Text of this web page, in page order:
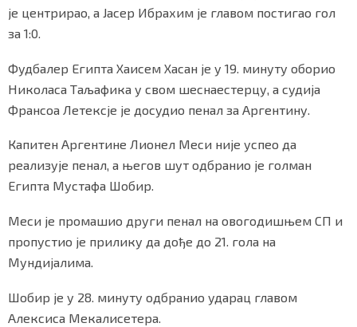
је центрирао, а Јасер Ибрахим је главом постигао гол
за 1:0.
Фудбалер Египта Хаисем Хасан је у 19. минуту оборио
Николаса Таљафика у свом шеснаестерцу, а судија
Франсоа Летексје је досудио пенал за Аргентину.
Капитен Аргентине Лионел Меси није успео да
реализује пенал, а његов шут одбранио је голман
Египта Мустафа Шобир.
Меси је промашио други пенал на овогодишњем СП и
пропустио је прилику да дође до 21. гола на
Мундијалима.
Шобир је у 28. минуту одбранио ударац главом
Алексиса Мекалисетера.
redakcija@gradskeinfo.rs
ПРАТИТЕ НАС
Маркетинг Услови коришћења Политика
ПРЕУЗМИТЕ НАШУ АПЛИКАЦИЈУ